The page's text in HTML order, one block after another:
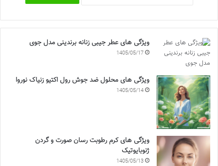
ویژگی های عطر جیبی زنانه برندینی مدل جوی
1405/05/17
ویژگی های محلول ضد جوش رول اکتیو زنیاک نوروا
1405/05/14
ویژگی های کرم رطوبت رسان صورت و گردن
ژنوبایوتیک
1405/05/13